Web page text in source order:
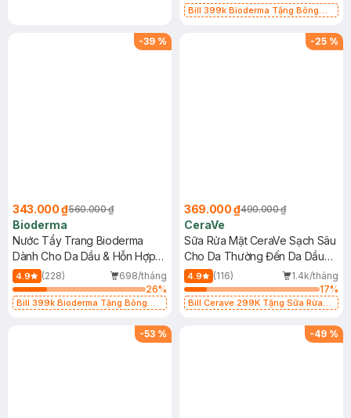
Bill 399k Bioderma Tặng Bông
-39 %
343.000 ₫560.000 ₫
Bioderma
Nước Tẩy Trang Bioderma
Dành Cho Da Dầu & Hỗn Hợp
500ml
4.9 (228)
698/tháng
26%
Bill 399k Bioderma Tặng Bông
-25 %
369.000 ₫490.000 ₫
CeraVe
Sữa Rửa Mặt CeraVe Sạch Sâu
Cho Da Thường Đến Da Dầu
473ml
4.9 (116)
1.4k/tháng
17%
Bill Cerave 299K Tặng Sữa Rửa
-53 % -49 %